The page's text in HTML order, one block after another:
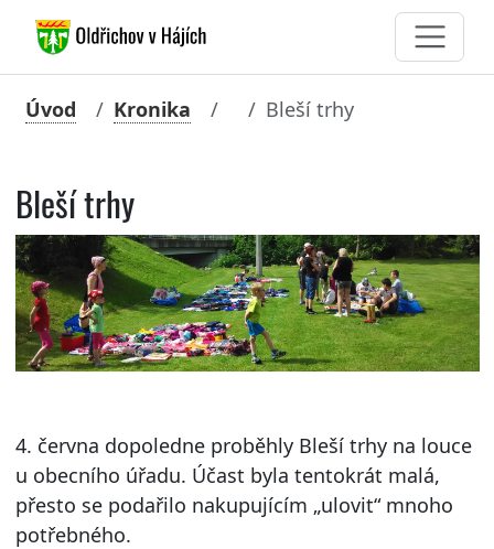
Úvod Kronika Bleší trhy
Bleší trhy
4. června dopoledne proběhly Bleší trhy na louce
u obecního úřadu. Účast byla tentokrát malá,
přesto se podařilo nakupujícím „ulovit“ mnoho
potřebného.